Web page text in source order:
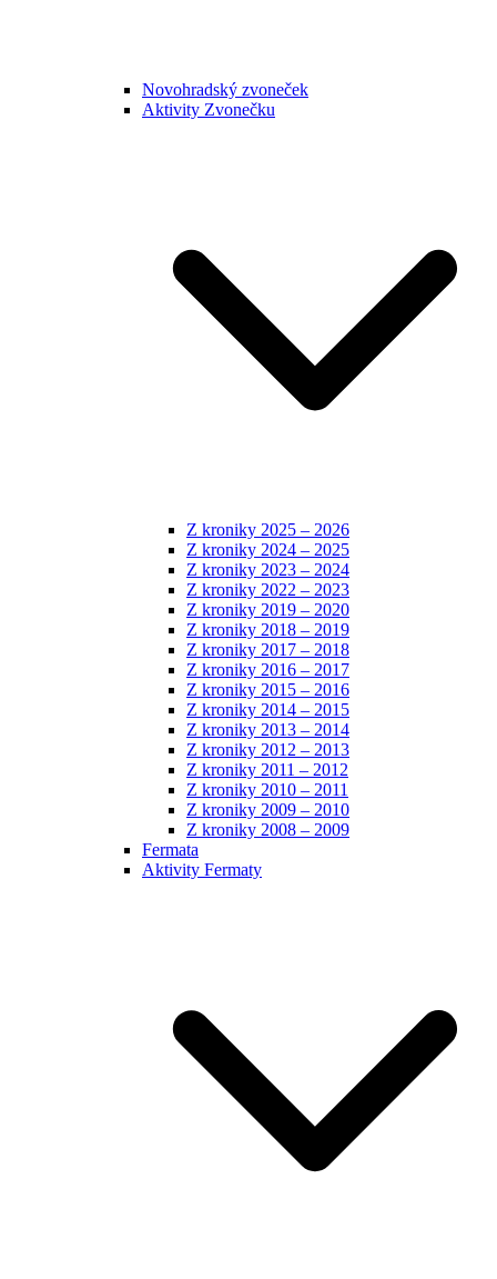
Novohradský zvoneček
Aktivity Zvonečku
Z kroniky 2025 – 2026
Z kroniky 2024 – 2025
Z kroniky 2023 – 2024
Z kroniky 2022 – 2023
Z kroniky 2019 – 2020
Z kroniky 2018 – 2019
Z kroniky 2017 – 2018
Z kroniky 2016 – 2017
Z kroniky 2015 – 2016
Z kroniky 2014 – 2015
Z kroniky 2013 – 2014
Z kroniky 2012 – 2013
Z kroniky 2011 – 2012
Z kroniky 2010 – 2011
Z kroniky 2009 – 2010
Z kroniky 2008 – 2009
Fermata
Aktivity Fermaty